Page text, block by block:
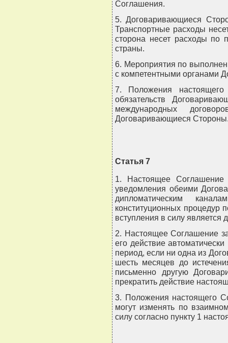
Соглашения.
5. Договаривающиеся
Транспортные расходы
сторона несет расходы по
страны.
6. Мероприятия по
с компетентными органами
7. Положения
обязательств
международных
Договаривающиеся
Статья 7
1. Настоящее Соглашение
уведомления обеими
дипломатическим
конституционных процедур
вступления в силу является
2. Настоящее Соглашение
его действие
период, если ни одна из
шесть месяцев до
письменно другую
прекратить действие
3. Положения настоящего
могут изменять по
силу согласно пункту 1